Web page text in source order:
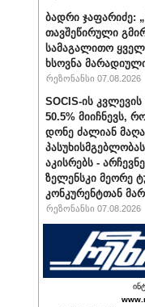
ბადრი ჯაფარიძე:
თავშეწირული
სამაგალითო
ხსოვნა
რეზონანსი 07.08.2026
SOCIS-ის
50.5% მიიჩნევს,
დონე ძალიან
აკისრებს -
ზელენსკი მეორე
კონკურენტთან
რეზონანსი 07.08.2026